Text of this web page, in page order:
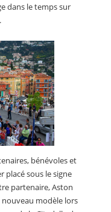
dans le temps sur
bénévoles et
placé sous le signe
partenaire, Aston
modèle lors